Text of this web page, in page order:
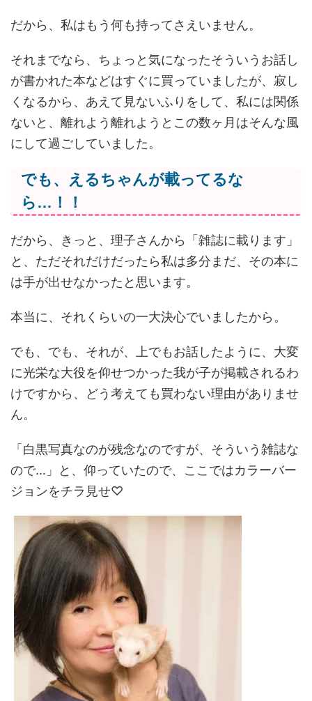
だから、私はもう何も持ってさえいません。
それまでなら、ちょっと気になったそういうお話し
が書かれた本などはすぐに買っていましたが、寂し
くなるから、あえて見ないふりをして、私には関係
ないと、離れよう離れようとこの数ヶ月はそんな風
にして過ごしていました。
でも、えるちゃんが載ってるな
ら…！！
だから、きっと、理子さんから「雑誌に載ります」
と、ただそれだけだったら私は多分まだ、その本に
は手が出せなかったと思います。
本当に、それくらいの一大決心でいましたから。
でも、でも、それが、上でもお話したように、大変
に光栄な大役を仰せつかった我が子が掲載されるわ
けですから、どう考えても買わない理由がありませ
ん。
「白黒写真なのが残念なのですが、そういう雑誌な
ので…」と、仰っていたので、ここではカラーバー
ジョンをチラ見せ♡